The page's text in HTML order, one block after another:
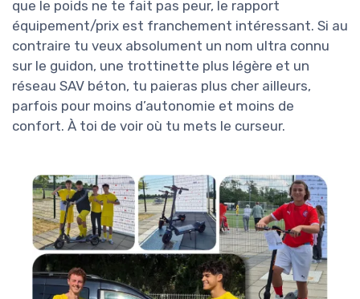
que le poids ne te fait pas peur, le rapport
équipement/prix est franchement intéressant. Si au
contraire tu veux absolument un nom ultra connu
sur le guidon, une trottinette plus légère et un
réseau SAV béton, tu paieras plus cher ailleurs,
parfois pour moins d’autonomie et moins de
confort. À toi de voir où tu mets le curseur.